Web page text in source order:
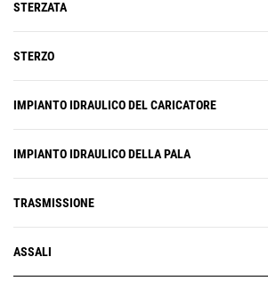
STERZATA
STERZO
IMPIANTO IDRAULICO DEL CARICATORE
IMPIANTO IDRAULICO DELLA PALA
TRASMISSIONE
ASSALI